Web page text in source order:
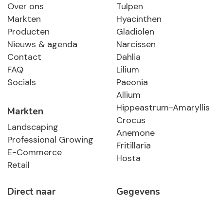
Over ons
Markten
Producten
Nieuws & agenda
Contact
FAQ
Socials
Markten
Landscaping
Professional Growing
E-Commerce
Retail
Tulpen
Hyacinthen
Gladiolen
Narcissen
Dahlia
Lilium
Paeonia
Allium
Hippeastrum-Amaryllis
Crocus
Anemone
Fritillaria
Hosta
Direct naar Gegevens